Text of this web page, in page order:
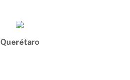
Querétaro